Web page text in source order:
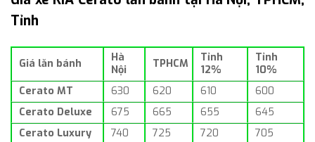
Tỉnh
Giá lăn bánh
Hà
Nội
TPHCM
Tỉnh
12%
Tỉnh
10%
Cerato MT
630 620 610
600
Cerato Deluxe
675 665 655
645
Cerato Luxury
740 725 720
705